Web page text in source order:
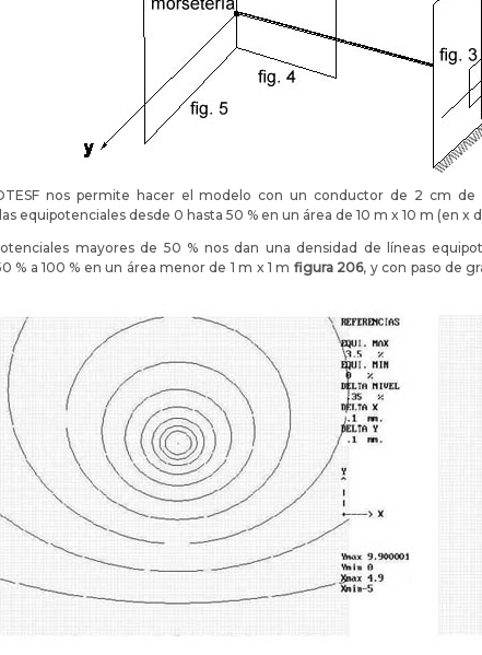
nos permite hacer el modelo con un conductor de 2 cm
equipotenciales desde 0 hasta 50 % en un área de 10 m x 10 m (en x
mayores de 50 % nos dan una densidad de líneas
% a 100 % en un área menor de 1 m x 1 m figura 206, y con paso de